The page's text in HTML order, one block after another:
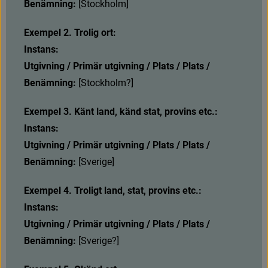
Benämning: [Stockholm]
Exempel 2. Trolig ort:
Instans:
Utgivning / Primär utgivning / Plats / Plats /
Benämning: [Stockholm?]
Exempel 3. Känt land, känd stat, provins etc.:
Instans:
Utgivning / Primär utgivning / Plats / Plats /
Benämning: [Sverige]
Exempel 4. Troligt land, stat, provins etc.:
Instans:
Utgivning / Primär utgivning / Plats / Plats /
Benämning: [Sverige?]